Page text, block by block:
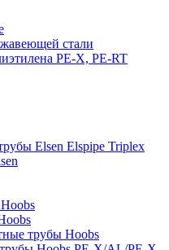
стали
PE-X, PE-RT
Elsen Elspipe Triplex
трубы Hoobs